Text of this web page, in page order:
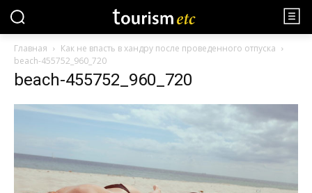
Главная
Как не впасть в хандру после проведенного отпуска
beach-455752_960_720
beach-455752_960_720